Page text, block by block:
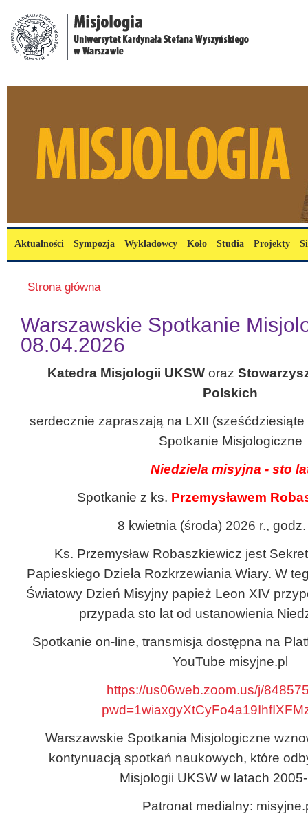
Menu główne
Aktualności Sympozja Wykładowcy Koło Studia Projekty
Jesteś tutaj
Strona główna
Warszawskie Spotkanie
08.04.2026
Katedra Misjologii UKSW oraz
Polskich
serdecznie zapraszają na LXII
Spotkanie Misjologiczne
Niedziela misyjna - sto
Spotkanie z ks. Przemysławem
8 kwietnia (środa) 2026 r.,
Ks. Przemysław Robaszkiewicz jest
Papieskiego Dzieła Rozkrzewiania Wiary. W
Światowy Dzień Misyjny papież Leon XIV
przypada sto lat od ustanowienia
Spotkanie on-line, transmisja dostępna na
YouTube misyjne.pl
https://us06web.zoom.us/j/
Warszawskie Spotkania Misjologiczne
kontynuacją spotkań naukowych, które
Misjologii UKSW w latach
Patronat medialny: